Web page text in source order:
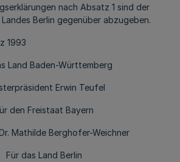
nach Absatz 1 sind der
Berlin gegenüber abzugeben.
1993
Land Baden-Württemberg
Erwin Teufel
den Freistaat Bayern
Mathilde Berghofer-Weichner
Für das Land Berlin